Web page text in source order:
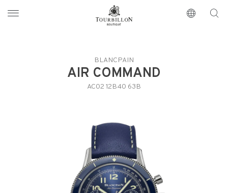
https://www.tourbillon.com/zh-hant
BLANCPAIN
AIR COMMAND
AC02 12B40 63B